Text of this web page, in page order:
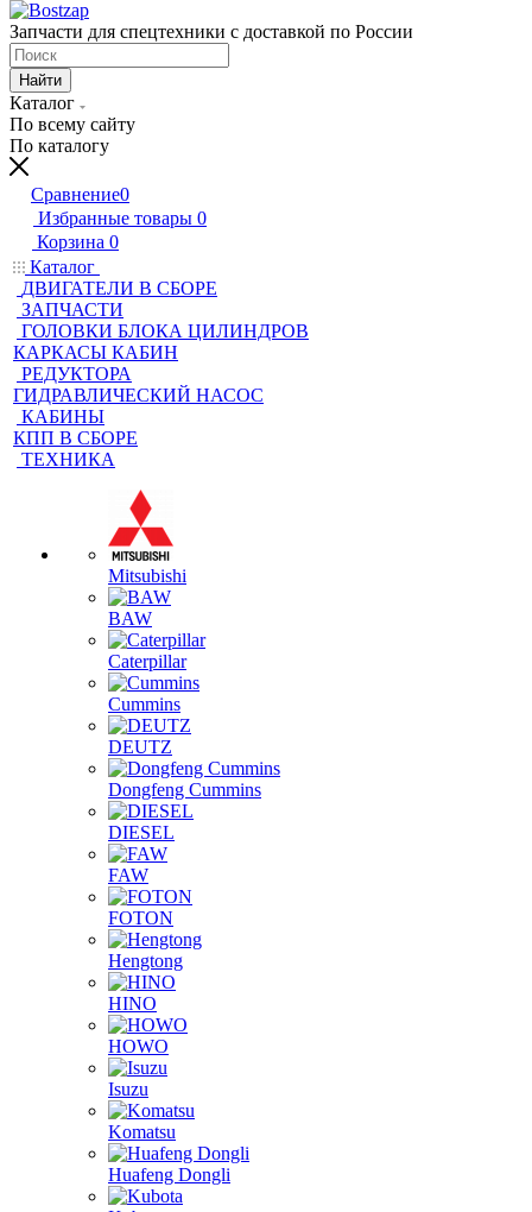
Запчасти для спецтехники с доставкой по России
Найти
Каталог
По всему сайту
По каталогу
Сравнение0
Избранные товары 0
Корзина 0
Каталог
ДВИГАТЕЛИ В СБОРЕ
ЗАПЧАСТИ
ГОЛОВКИ БЛОКА ЦИЛИНДРОВ
КАРКАСЫ КАБИН
РЕДУКТОРА
ГИДРАВЛИЧЕСКИЙ НАСОС
КАБИНЫ
КПП В СБОРЕ
ТЕХНИКА
Mitsubishi
BAW
Caterpillar
Cummins
DEUTZ
Dongfeng Cummins
DIESEL
FAW
FOTON
Hengtong
HINO
HOWO
Isuzu
Komatsu
Huafeng Dongli